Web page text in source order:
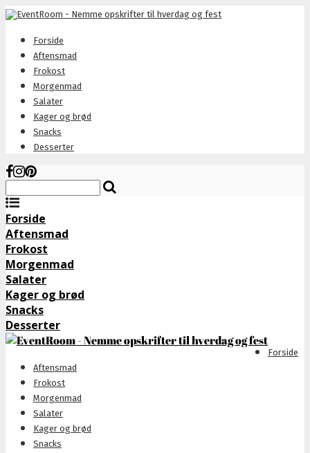
Forside
Aftensmad
Frokost
Morgenmad
Salater
Kager og brød
Snacks
Desserter
Forside
Aftensmad
Frokost
Morgenmad
Salater
Kager og brød
Snacks
Desserter
Forside
Aftensmad
Frokost
Morgenmad
Salater
Kager og brød
Snacks